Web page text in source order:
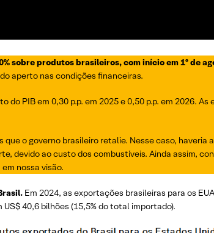
sobre produtos brasileiros, com início em 1º de
aperto nas condições financeiras.
PIB em 0,30 p.p. em 2025 e 0,50 p.p. em 2026.
o governo brasileiro retalie. Nesse caso,
devido ao custo dos combustíveis. Ainda assim,
nossa visão.
Em 2024, as exportações brasileiras para os
40,6 bilhões (15,5% do total importado).